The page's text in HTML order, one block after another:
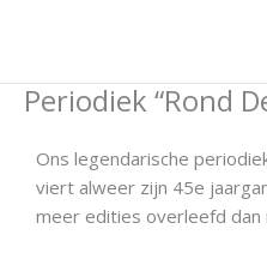
inhoudPeriodiek “Rond
Ons legendarische
viert alweer zijn 45e
meer edities overleefd dan